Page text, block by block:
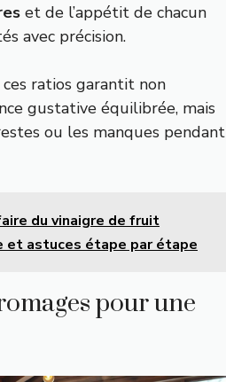
et de l’appétit de chacun
avec précision.
ratios garantit non
gustative équilibrée, mais
ou les manques pendant
du vinaigre de fruit
et astuces étape par étape
pour une